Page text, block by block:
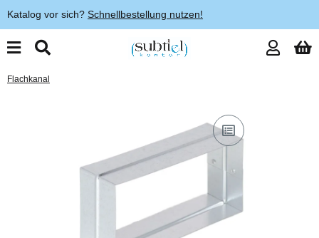
Katalog vor sich? Schnellbestellung nutzen!
Flachkanal